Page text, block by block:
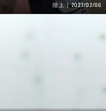
陸上 2023/02/06